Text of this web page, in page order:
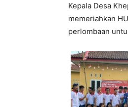
Kepala Desa
memeriahkan
perlombaan